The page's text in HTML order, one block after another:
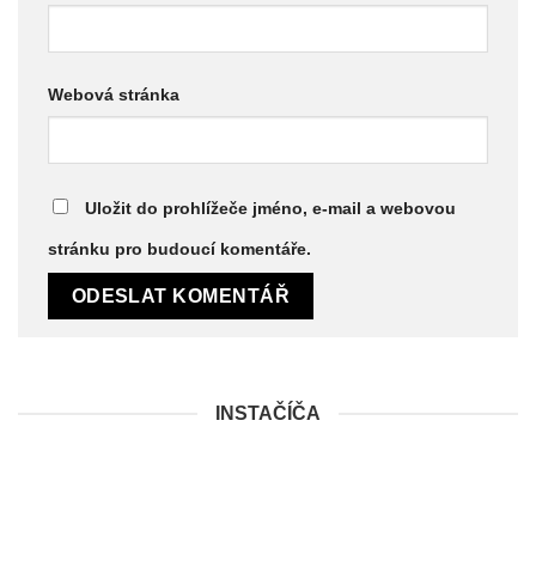
Webová stránka
Uložit do prohlížeče jméno, e-mail a webovou
stránku pro budoucí komentáře.
INSTAČÍČA